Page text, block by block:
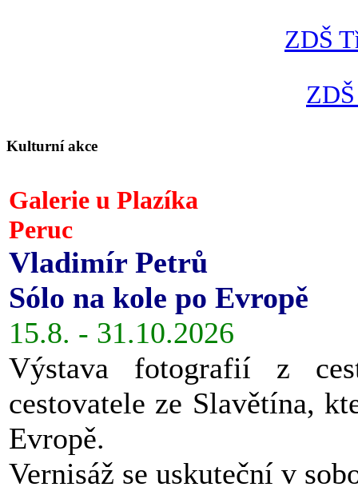
ZDŠ
Kulturní akce
Galerie u Plazíka
Peruc
Vladimír Petrů
Sólo na kole po Evropě
15.8. - 31.10.2026
Výstava fotografií z
cestovatele ze Slavětína,
Evropě.
Vernisáž se uskuteční v